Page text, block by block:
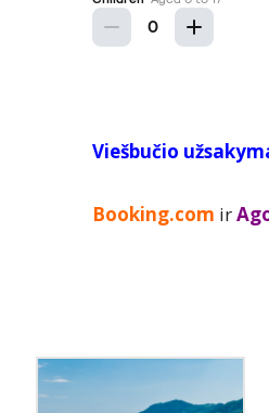
Viešbučio
Booking.com ir